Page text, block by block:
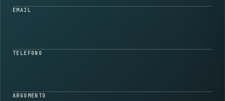
EMAIL
TELEFONO
ARGOMENTO